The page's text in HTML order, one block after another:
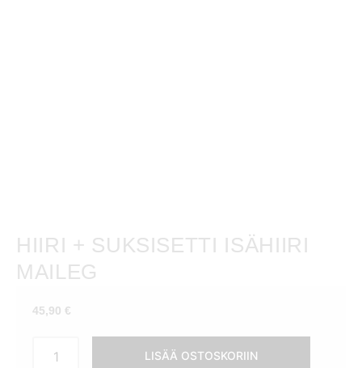
HIIRI + SUKSISETTI ISÄHIIRI
MAILEG
45,90 €
LISÄÄ OSTOSKORIIN